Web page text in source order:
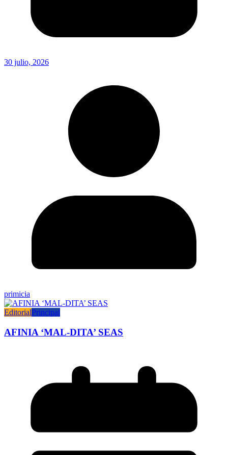
30 julio, 2026
primicia
EditorialPrincipal
AFINIA ‘MAL-DITA’ SEAS